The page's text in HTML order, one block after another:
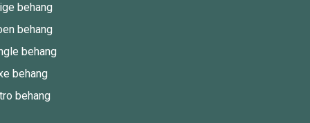
behang
behang
behang
behang
behang